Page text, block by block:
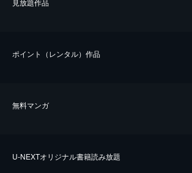
⾒放題作品
ポイント（レンタル）作品
無料マンガ
U-NEXTオリジナル書籍読み放題